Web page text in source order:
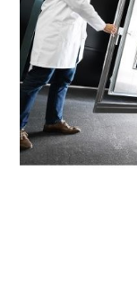
OCT（光学相干
OCT 光源单元
OCT干涉仪单元
OCT扫描系统
透光率测试仪
椭偏仪（
离线 IV 测试仪
光能评价设备
物理气相沉积
化学气相沉积
湿法设备
立式炉管设备
氧碳分析仪
光电直读光谱仪
GD-MS / ICP-MS
X射线晶体定向
钙钛矿太阳能电
光电类核心器件
半导体设备用光
耗材售后/维修/校